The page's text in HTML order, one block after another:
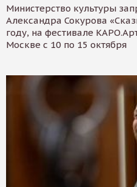
Министерство культуры
Александра Сокурова
году, на фестивале
Москве с 10 по 15 октября